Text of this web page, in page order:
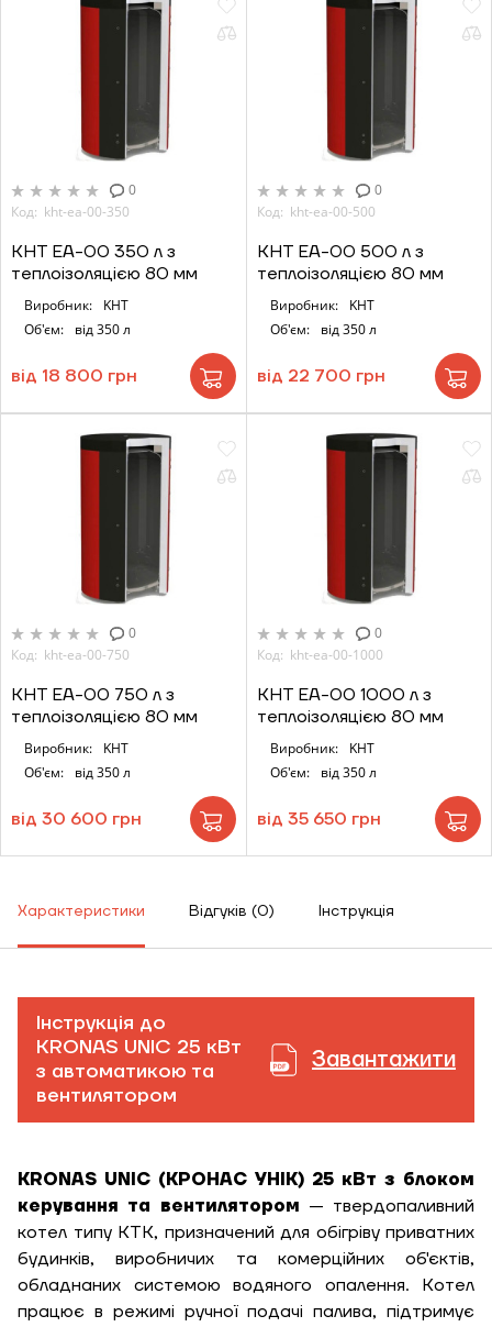
0
Код: kht-ea-00-350
KHT ЕА-00 350 л з
теплоізоляцією 80 мм
Виробник:
KHT
Об'єм:
від 350 л
від 18 800 грн
0
Код: kht-ea-00-500
KHT ЕА-00 500 л з
теплоізоляцією 80 мм
Виробник:
KHT
Об'єм:
від 350 л
від 22 700 грн
0
Код: kht-ea-00-750
KHT ЕА-00 750 л з
теплоізоляцією 80 мм
Виробник:
KHT
Об'єм:
від 350 л
від 30 600 грн
0
Код: kht-ea-00-1000
KHT ЕА-00 1000 л з
теплоізоляцією 80 мм
Виробник:
KHT
Об'єм:
від 350 л
від 35 650 грн
Характеристики Відгуків (0) Інструкція
Інструкція до
KRONAS UNIC 25 кВт
з автоматикою та
вентилятором
Завантажити
KRONAS UNIC (КРОНАС УНІК) 25 кВт з блоком
керування та вентилятором — твердопаливний
котел типу КТК, призначений для обігріву приватних
будинків, виробничих та комерційних об'єктів,
обладнаних системою водяного опалення. Котел
працює в режимі ручної подачі палива, підтримує